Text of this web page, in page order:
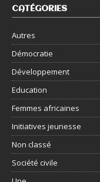
CATÉGORIES
Autres
Démocratie
Développement
Education
Femmes africaines
Initiatives jeunesse
Non classé
Société civile